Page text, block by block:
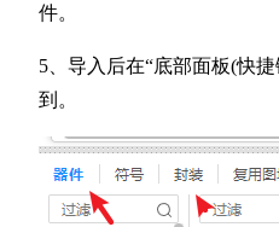
件。
5、导入后在“底部面板(快
到。